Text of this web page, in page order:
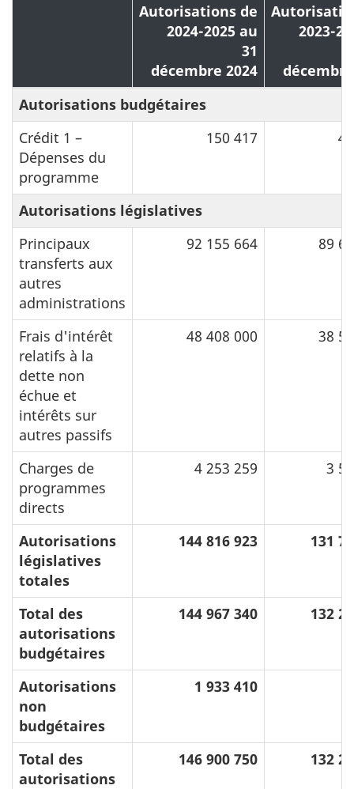
Autorisations de
2024-2025 au
31
décembre 2024
2023-
Autorisations budgétaires
Crédit 1 –
Dépenses du
programme
150 417
Autorisations législatives
Principaux
transferts aux
autres
administrations
92 155 664 89
Frais d'intérêt
relatifs à la
dette non
échue et
intérêts sur
autres passifs
48 408 000 38
Charges de
programmes
directs
4 253 259 3
Autorisations
législatives
totales
144 816 923 131
Total des
autorisations
budgétaires
144 967 340 132
Autorisations
non
budgétaires
1 933 410
Total des
autorisations
146 900 750 132